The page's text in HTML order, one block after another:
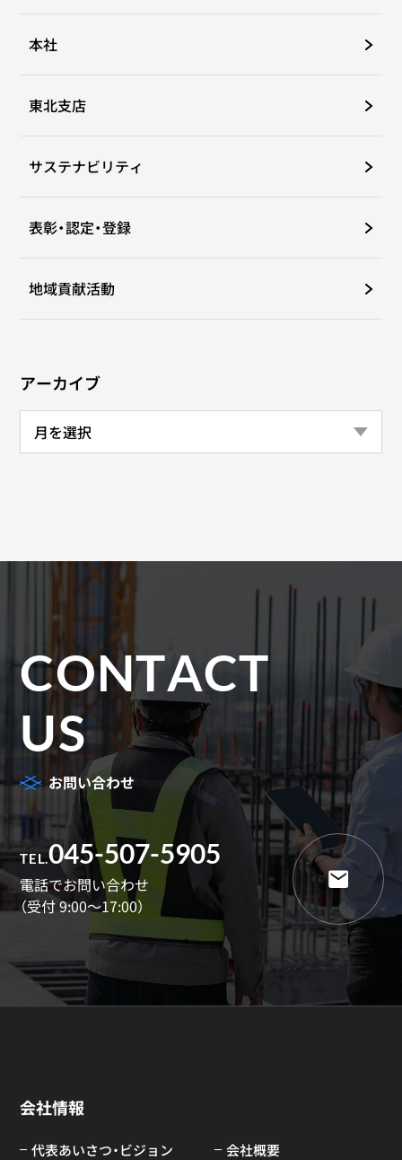
本社
東北支店
サステナビリティ
表彰・認定・登録
地域貢献活動
アーカイブ
CONTACT
US
お問い合わせ
TEL.045-507-5905
電話でお問い合わせ
（受付 9:00～17:00）
会社情報
代表あいさつ・ビジョン
会社概要